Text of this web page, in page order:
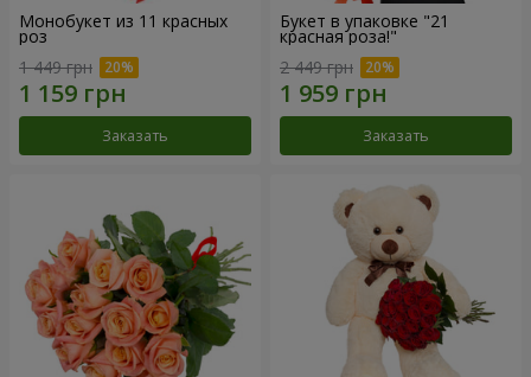
Монобукет из 11 красных
роз
1 449 грн
Заказать
Букет в упаковке "21
красная роза!"
2 449 грн
Заказать